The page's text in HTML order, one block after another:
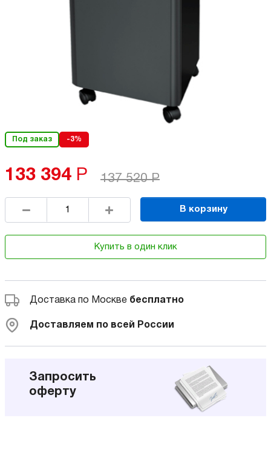
Под заказ -3%
133 394 Р 137 520 Р
В корзину
Купить в один клик
Доставка по Москве бесплатно
Доставляем по всей России
Запросить
оферту